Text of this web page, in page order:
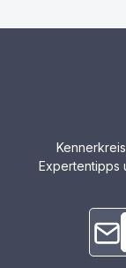
Expertentipps